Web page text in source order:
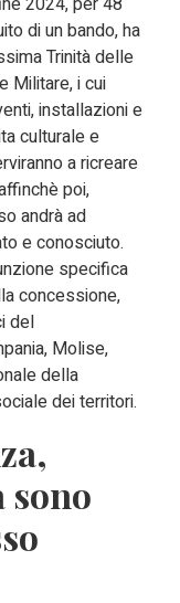
di un bando, ha
Trinità delle
Militare, i cui
installazioni e
culturale e
a ricreare
poi,
andrà ad
e conosciuto.
specifica
concessione,
del
Molise,
della
dei territori.
sono